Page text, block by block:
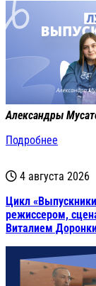
Александры
Подробнее
4 августа 2026
Цикл
режиссером,
Виталием